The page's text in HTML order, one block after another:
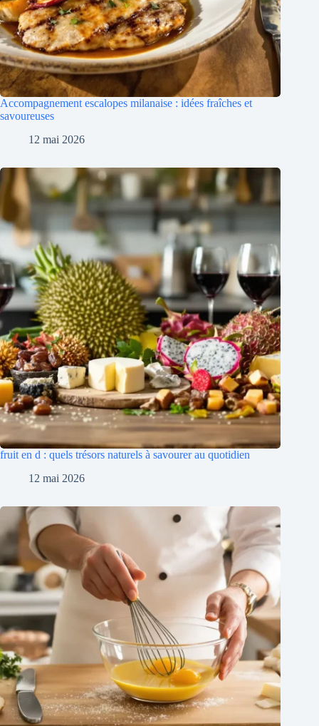
Accompagnement escalopes milanaise : idées fraîches et
savoureuses
12 mai 2026
fruit en d : quels trésors naturels à savourer au quotidien
12 mai 2026